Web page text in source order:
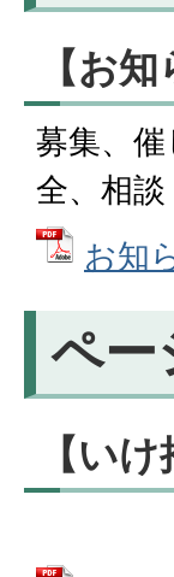
【お知
募集、
全、相
お知
ペ
【いけ